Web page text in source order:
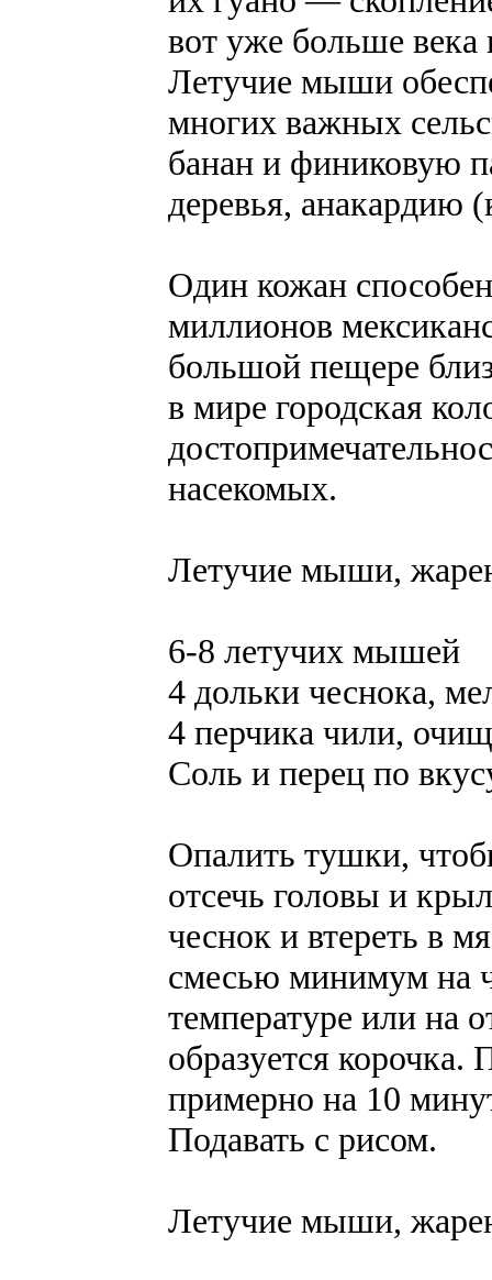
вот уже больше века
Летучие мыши
многих важных
банан и финиковую
деревья, анакардию
Один кожан
миллионов
большой пещере
в мире городская
насекомых.
Летучие мыши,
6-8 летучих мышей
4 дольки чеснока,
4 перчика чили,
Соль и перец по
Опалить тушки,
отсечь головы и
чеснок и втереть в
смесью минимум на
температуре или на
образуется
примерно на 10
Подавать с рисом.
Летучие мыши,